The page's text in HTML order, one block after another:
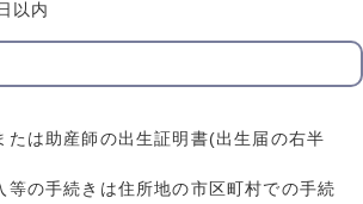
以内
たは助産師の出生証明書(出生届の右半
等の手続きは住所地の市区町村での手続